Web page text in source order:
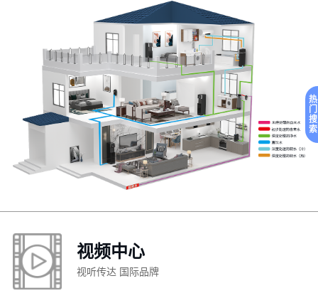
视频中心
视听传达 国际品牌
热
门
搜
索